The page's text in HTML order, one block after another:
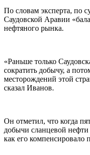
По словам эксперта, по
Саудовской Аравии
нефтяного рынка.
«Раньше только
сократить добычу, а
месторождений этой
сказал Иванов.
Он отметил, что когда
добычи сланцевой
как его